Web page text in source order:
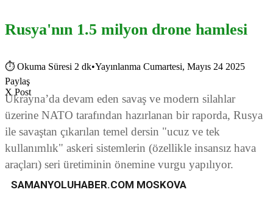
Rusya'nın 1.5 milyon drone hamlesi
⏱ Okuma Süresi 2 dk•Yayınlanma Cumartesi, Mayıs 24 2025
Paylaş
X Post
Ukrayna’da devam eden savaş ve modern silahlar
üzerine NATO tarafından hazırlanan bir raporda, Rusya
ile savaştan çıkarılan temel dersin "ucuz ve tek
kullanımlık" askeri sistemlerin (özellikle insansız hava
araçları) seri üretiminin önemine vurgu yapılıyor.
SAMANYOLUHABER.COM MOSKOVA